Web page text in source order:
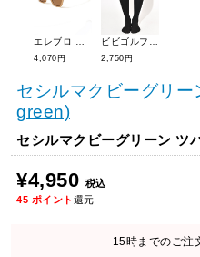
4,070円 2,750円
セシルマクビーグリ
green)
セシルマクビーグリーン ツ
¥4,950 税込
45 ポイント 還元
15時までのご注